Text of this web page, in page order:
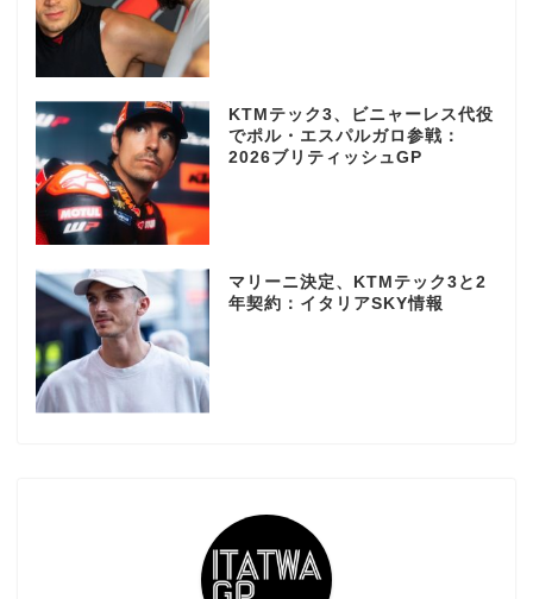
KTMテック3、ビニャーレス代役
でポル・エスパルガロ参戦：
2026ブリティッシュGP
マリーニ決定、KTMテック3と2
年契約：イタリアSKY情報